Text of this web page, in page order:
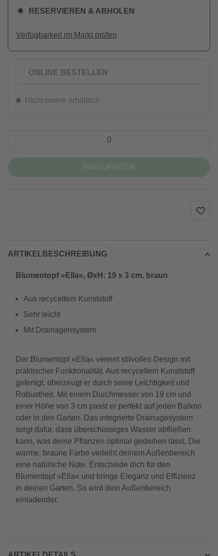
RESERVIEREN & ABHOLEN
Verfügbarkeit im Markt prüfen
ONLINE BESTELLEN
Nicht online erhältlich
ARTIKELBESCHREIBUNG
Blumentopf »Ella«, ØxH: 19 x 3 cm, braun
Aus recyceltem Kunststoff
Sehr leicht
Mit Drainagensystem
Der Blumentopf »Ella« vereint stilvolles Design mit
praktischer Funktionalität. Aus recyceltem Kunststoff
gefertigt, überzeugt er durch seine Leichtigkeit und
Robustheit. Mit einem Durchmesser von 19 cm und
einer Höhe von 3 cm passt er perfekt auf jeden Balkon
oder in den Garten. Das integrierte Drainagesystem
sorgt dafür, dass überschüssiges Wasser abfließen
kann, was deine Pflanzen optimal gedeihen lässt. Die
warme, braune Farbe verleiht deinem Außenbereich
eine natürliche Note. Entscheide dich für den
Blumentopf »Ella« und bringe Eleganz und Effizienz
in deinen Garten. So wird dein Außenbereich
einladender.